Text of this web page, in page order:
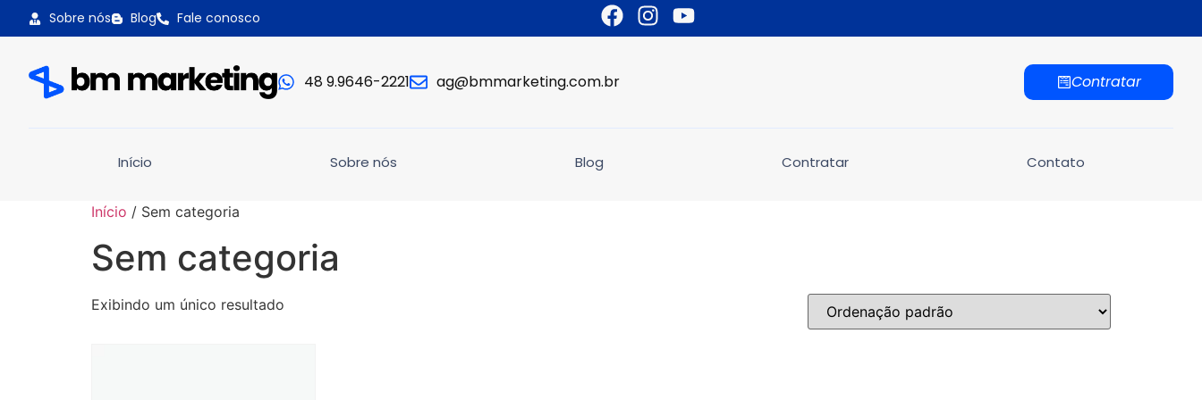
Sobre nós Blog Fale conosco
48 9.9646-2221 ag@bmmarketing.com.br Contratar
Início Sobre nós Blog Contratar Contato
Início / Sem categoria
Sem categoria
Exibindo um único resultado